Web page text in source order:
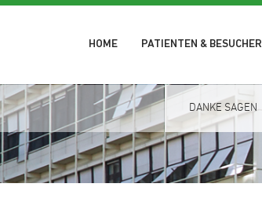
HOME PATIENTEN & BESUCHER
DANKE SAGEN